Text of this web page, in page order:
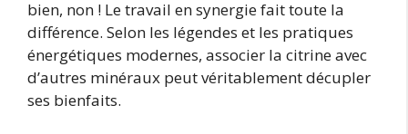
bien, non ! Le travail en synergie fait toute la
différence. Selon les légendes et les pratiques
énergétiques modernes, associer la citrine avec
d’autres minéraux peut véritablement décupler
ses bienfaits.